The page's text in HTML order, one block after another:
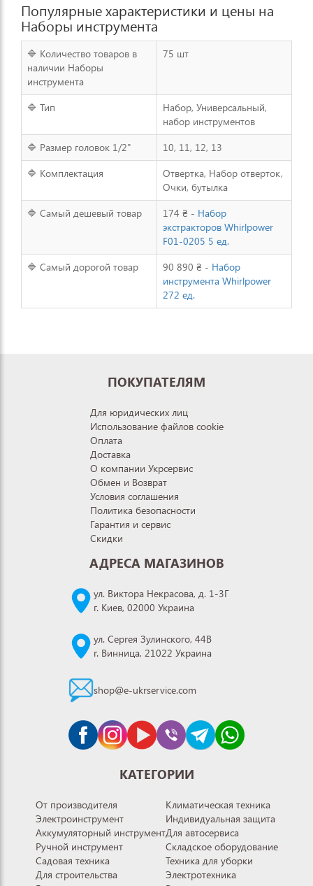
Популярные характеристики и цены на
Наборы инструмента
🔷 Количество товаров в
наличии Наборы
инструмента
75 шт
🔷 Тип
Набор, Универсальный,
набор инструментов
🔷 Размер головок 1/2"
10, 11, 12, 13
🔷 Комплектация
Отвертка, Набор отверток,
Очки, бутылка
🔷 Самый дешевый товар
174 ₴ - Набор
экстракторов Whirlpower
F01-0205 5 ед.
🔷 Самый дорогой товар
90 890 ₴ - Набор
инструмента Whirlpower
272 ед.
ПОКУПАТЕЛЯМ
Для юридических лиц
Использование файлов cookie
Оплата
Доставка
О компании Укрсервис
Обмен и Возврат
Условия соглашения
Политика безопасности
Гарантия и сервис
Скидки
АДРЕСА МАГАЗИНОВ
ул. Виктора Некрасова, д. 1-3Г
г. Киев, 02000 Украина
ул. Сергея Зулинского, 44В
г. Винница, 21022 Украина
shop@e-ukrservice.com
КАТЕГОРИИ
От производителя
Электроинструмент
Аккумуляторный инструмент
Ручной инструмент
Садовая техника
Для строительства
Климатическая техника
Индивидуальная защита
Для автосервиса
Складское оборудование
Техника для уборки
Электротехника